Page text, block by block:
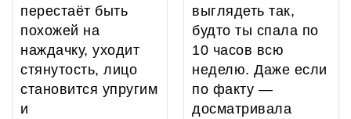
перестаёт быть
похожей на
наждачку, уходит
стянутость, лицо
становится упругим
и
выглядеть так,
будто ты спала по
10 часов всю
неделю. Даже если
по факту —
досматривала